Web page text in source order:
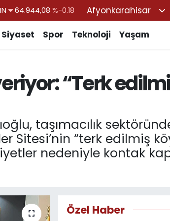
47,7436%0.18
BİST100
13.779%-14
64.944,08
Afyonkarahisar
Siyaset Spor Teknoloji Yaşam
“Terk
taşımacılık
Sitesi’nin “terk edilmiş
nedeniyle kontak
Özel Haber